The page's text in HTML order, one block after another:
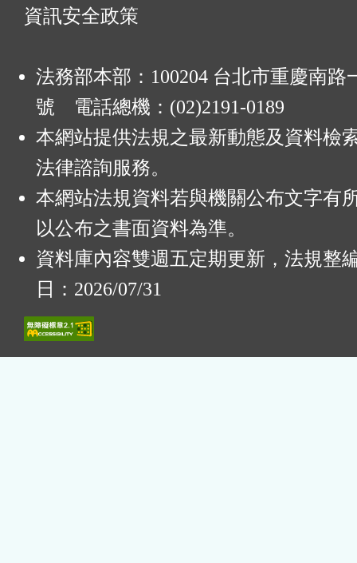
資訊安全政策
法務部本部：100204 台北市重慶南路
號 電話總機：(02)2191-0189
本網站提供法規之最新動態及資料檢
法律諮詢服務。
本網站法規資料若與機關公布文字有
以公布之書面資料為準。
資料庫內容雙週五定期更新，法規整
日：2026/07/31